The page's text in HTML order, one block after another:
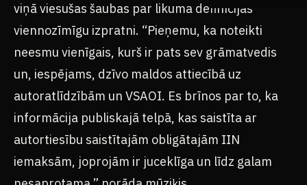
viņā viesušas šaubas par likuma definīcijas
viennozīmīgu izpratni. “Pieņemu, ka noteikti
neesmu vienīgais, kurš ir pats sev grāmatvedis
un, iespējams, dzīvo maldos attiecībā uz
autoratlīdzībām un VSAOI. Es brīnos par to, ka
informācija publiskajā telpā, kas saistīta ar
autortiesību saistītajām obligātajām IIN
iemaksām, joprojām ir juceklīga un līdz galam